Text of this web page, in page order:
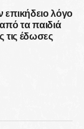
επικήδειο λόγο
τα παιδιά
τις έδωσες